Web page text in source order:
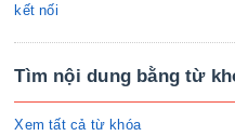
kết nối
Tìm nội dung bằng từ
Xem tất cả từ khóa